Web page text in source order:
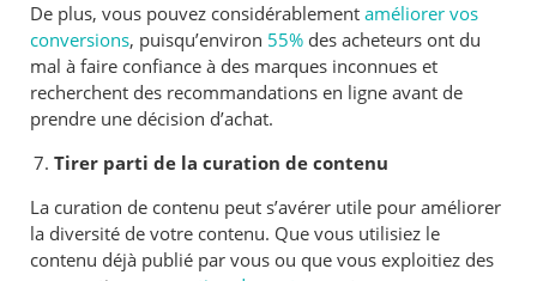
De plus, vous pouvez considérablementaméliorer vos
conversions, puisqu’environ 55% des acheteurs ont du
mal à faire confiance à des marques inconnues et
recherchent des recommandations en ligne avant de
prendre une décision d’achat.
Tirer parti de la curation de contenu
La curation de contenu peut s’avérer utile pour améliorer
la diversité de votre contenu. Que vous utilisiez le
contenu déjà publié par vous ou que vous exploitiez des